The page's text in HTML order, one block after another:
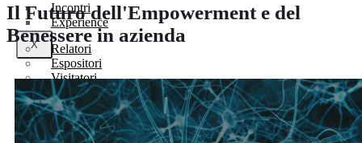
X
Incontri
Experience
Relatori
Espositori
Visitatori
Gallery
Videogallery
Allestimento
Futura Heroes
Il Futuro dell'Empowerment e del
Benessere in azienda